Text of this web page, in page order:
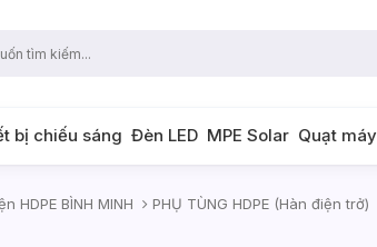
bị chiếu sáng Đèn LED MPE Solar Quạt máy
HDPE BÌNH MINH PHỤ TÙNG HDPE (Hàn điện trở)